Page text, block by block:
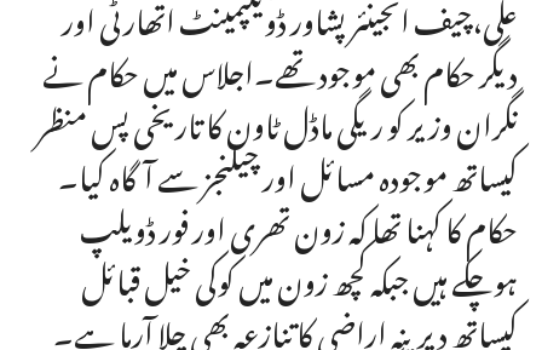
دیگر حکام بھی موجود تھے۔اجلاس میں حکام نے
نگران وزیر کو ریگی ماڈل ٹاون کا تاریخی پس منظر
کیساتھ موجودہ مسائل اور چیلنجز سے آگاہ کیا۔
حکام کا کہنا تھا کہ زون تھری اور فور ڈویلپ
ہوچکے ہیں جبکہ کچھ زون میں کوکی خیل قبائل
کیساتھ دیرینہ اراضی کا تنازعہ بھی چلا آرہا ہے۔